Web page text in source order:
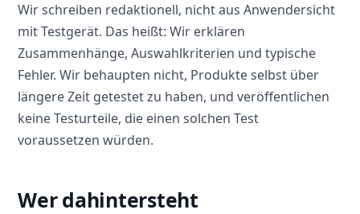
Wir schreiben redaktionell, nicht aus Anwendersicht
mit Testgerät. Das heißt: Wir erklären
Zusammenhänge, Auswahlkriterien und typische
Fehler. Wir behaupten nicht, Produkte selbst über
längere Zeit getestet zu haben, und veröffentlichen
keine Testurteile, die einen solchen Test
voraussetzen würden.
Wer dahintersteht